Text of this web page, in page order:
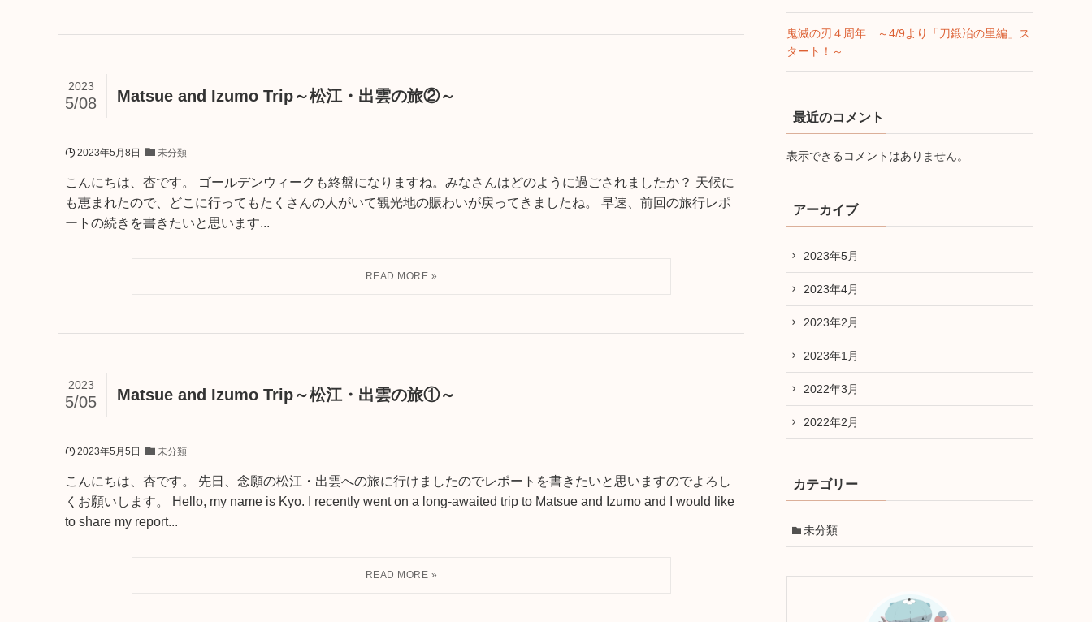
Matsue and Izumo Trip～松江・出雲の旅②～
2023
5/08
2023年5月8日 未分類
こんにちは、杏です。 ゴールデンウィークも終盤になりますね。みなさんはどのように過ごされましたか？ 天候に
も恵まれたので、どこに行ってもたくさんの人がいて観光地の賑わいが戻ってきましたね。 早速、前回の旅行レポ
ートの続きを書きたいと思います...
Matsue and Izumo Trip～松江・出雲の旅①～
2023
5/05
2023年5月5日 未分類
こんにちは、杏です。 先日、念願の松江・出雲への旅に行けましたのでレポートを書きたいと思いますのでよろし
くお願いします。 Hello, my name is Kyo. I recently went on a long-awaited trip to Matsue and Izumo and I would like
to share my report...
鬼滅の刃４周年 ～4/9より「刀鍛冶の里編」ス
タート！～
最近のコメント
表示できるコメントはありません。
アーカイブ
2023年5月
2023年4月
2023年2月
2023年1月
2022年3月
2022年2月
カテゴリー
未分類